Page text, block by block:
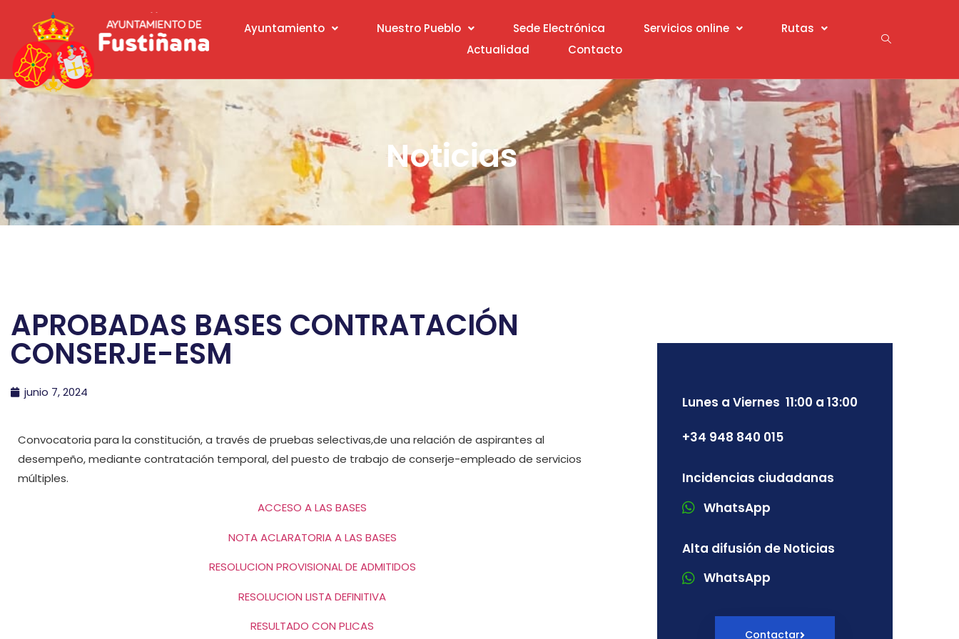
Ayuntamiento Nuestro Pueblo Sede Electrónica Servicios online
Rutas
Actualidad
Contacto
Noticias
APROBADAS BASES CONTRATACIÓN
CONSERJE-ESM
junio 7, 2024
Convocatoria para la constitución, a través de pruebas selectivas,de una relación de aspirantes al
desempeño, mediante contratación temporal, del puesto de trabajo de conserje-empleado de servicios
múltiples.
ACCESO A LAS BASES
NOTA ACLARATORIA A LAS BASES
RESOLUCION PROVISIONAL DE ADMITIDOS
RESOLUCION LISTA DEFINITIVA
RESULTADO CON PLICAS
Lunes a Viernes 11:00 a 13:00
+34 948 840 015
Incidencias ciudadanas
WhatsApp
Alta difusión de Noticias
WhatsApp
Contactar